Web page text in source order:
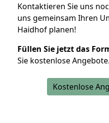
Kontaktieren Sie uns
uns gemeinsam Ihren
Haidhof planen!
Füllen Sie jetzt das
Sie kostenlose Angebote.
Kostenlose